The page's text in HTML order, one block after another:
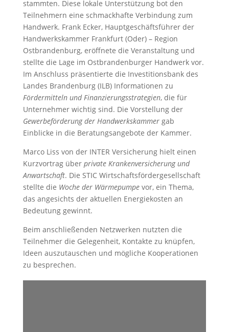
stammten. Diese lokale Unterstützung bot den
Teilnehmern eine schmackhafte Verbindung zum
Handwerk. Frank Ecker, Hauptgeschäftsführer der
Handwerkskammer Frankfurt (Oder) – Region
Ostbrandenburg, eröffnete die Veranstaltung und
stellte die Lage im Ostbrandenburger Handwerk vor.
Im Anschluss präsentierte die Investitionsbank des
Landes Brandenburg (ILB) Informationen zu
Fördermitteln und Finanzierungsstrategien, die für
Unternehmer wichtig sind. Die Vorstellung der
Gewerbeförderung der Handwerkskammergab
Einblicke in die Beratungsangebote der Kammer.
Marco Liss von der INTER Versicherung hielt einen
Kurzvortrag über private Krankenversicherung und
Anwartschaft. Die STIC Wirtschaftsfördergesellschaft
stellte die Woche der Wärmepumpevor, ein Thema,
das angesichts der aktuellen Energiekosten an
Bedeutung gewinnt.
Beim anschließenden Netzwerken nutzten die
Teilnehmer die Gelegenheit, Kontakte zu knüpfen,
Ideen auszutauschen und mögliche Kooperationen
zu besprechen.